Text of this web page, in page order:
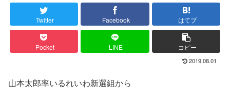
Twitter Facebook はてブ
Pocket LINE コピー
2019.08.01
山本太郎率いるれいわ新選組から